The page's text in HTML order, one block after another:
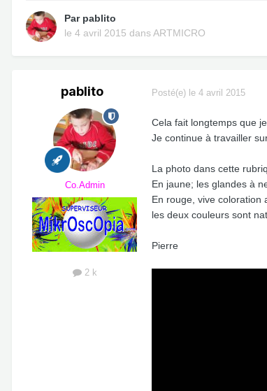
Par pablito
le 4 avril 2015 dansARTMICRO
pablito
Co.Admin
2 k
Posté(e) le 4 avril 2015
Cela fait longtemps que
Je continue à travailler
La photo dans cette
En jaune; les glandes à
En rouge, vive coloration
les deux couleurs sont
Pierre